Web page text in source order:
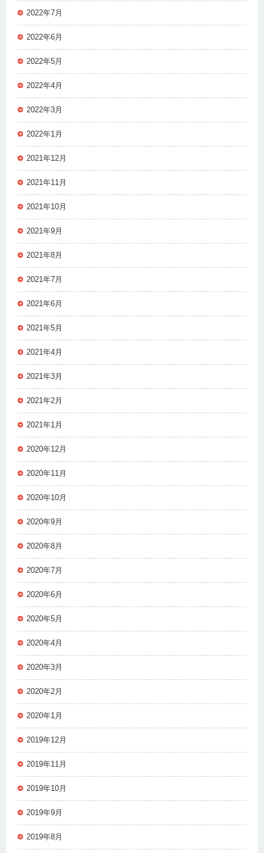
2022年7月
2022年6月
2022年5月
2022年4月
2022年3月
2022年1月
2021年12月
2021年11月
2021年10月
2021年9月
2021年8月
2021年7月
2021年6月
2021年5月
2021年4月
2021年3月
2021年2月
2021年1月
2020年12月
2020年11月
2020年10月
2020年9月
2020年8月
2020年7月
2020年6月
2020年5月
2020年4月
2020年3月
2020年2月
2020年1月
2019年12月
2019年11月
2019年10月
2019年9月
2019年8月